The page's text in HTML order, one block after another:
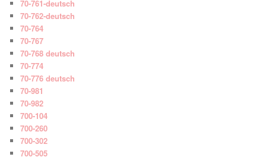
70-761-deutsch
70-762-deutsch
70-764
70-767
70-768 deutsch
70-774
70-776 deutsch
70-981
70-982
700-104
700-260
700-302
700-505